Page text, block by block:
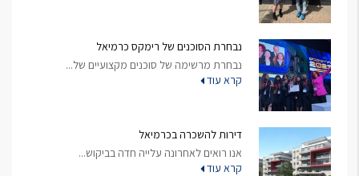
נבחרת הסוכנים של רימקס כרמיאל
נבחרת מרשימה של סוכנים מקצועיים של...
קרא עוד
דירות להשכרה בכרמיאל
אנו רואים לאחרונה עלייה חדה בביקוש...
קרא עוד